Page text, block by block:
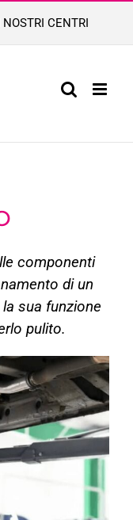
NOSTRI CENTRI
componenti
di un
sua funzione
pulito.